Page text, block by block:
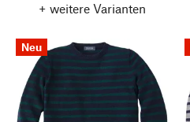
+ weitere Varianten
Neu